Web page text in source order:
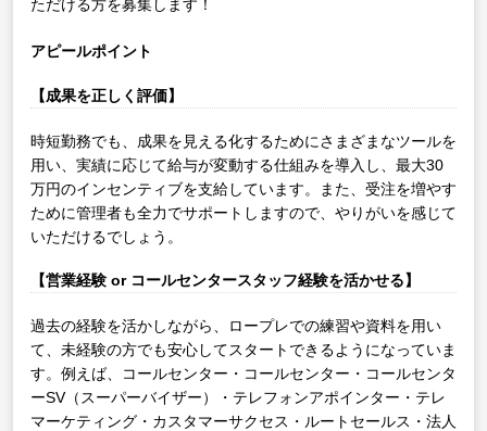
ただける方を募集します！
アピールポイント
【成果を正しく評価】
時短勤務でも、成果を見える化するためにさまざまなツールを
用い、実績に応じて給与が変動する仕組みを導入し、最大30
万円のインセンティブを支給しています。また、受注を増やす
ために管理者も全力でサポートしますので、やりがいを感じて
いただけるでしょう。
【営業経験 or コールセンタースタッフ経験を活かせる】
過去の経験を活かしながら、ロープレでの練習や資料を用い
て、未経験の方でも安心してスタートできるようになっていま
す。例えば、コールセンター・コールセンター・コールセンタ
ーSV（スーパーバイザー）・テレフォンアポインター・テレ
マーケティング・カスタマーサクセス・ルートセールス・法人